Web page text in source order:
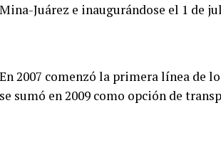
Mina-Juárez e inaugurándose el 1 de
En 2007 comenzó la primera línea de
se sumó en 2009 como opción de